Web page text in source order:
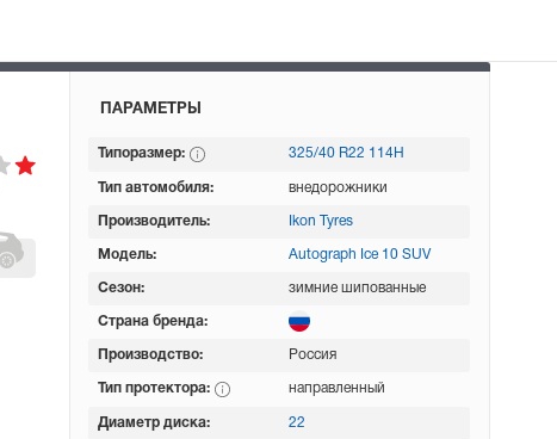
ПАРАМЕТРЫ
Типоразмер: 325/40 R22 114H
Тип автомобиля: внедорожники
Производитель: Ikon Tyres
Модель: Autograph Ice 10 SUV
Сезон: зимние шипованные
Страна бренда:
Производство: Россия
Тип протектора: направленный
Диаметр диска: 22